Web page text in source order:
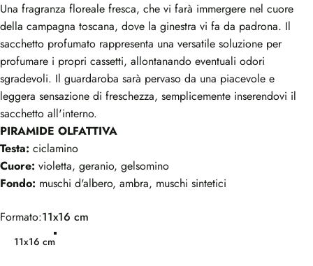
Una fragranza floreale fresca, che vi farà immergere nel cuore
della campagna toscana, dove la ginestra vi fa da padrona. Il
sacchetto profumato rappresenta una versatile soluzione per
profumare i propri cassetti, allontanando eventuali odori
sgradevoli. Il guardaroba sarà pervaso da una piacevole e
leggera sensazione di freschezza, semplicemente inserendovi il
sacchetto all'interno.
PIRAMIDE OLFATTIVA
Testa: ciclamino
Cuore: violetta, geranio, gelsomino
Fondo: muschi d'albero, ambra, muschi sintetici
Formato
Formato:11x16 cm
11x16 cm